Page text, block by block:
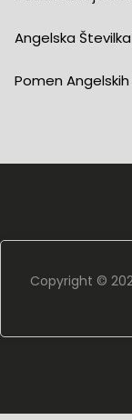
Angelska Številka
Pomen Angelskih
Copyright ©